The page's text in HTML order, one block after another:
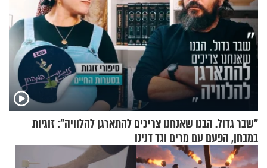
"שבר גדול. הבנו שאנחנו צריכים להתארגן להלוויה": זוגיות
במבחן, הפעם עם מרים וגד דנינו